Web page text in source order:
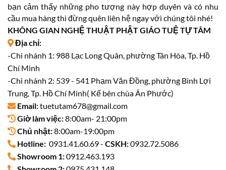
bạn cảm thấy những pho tượng này hợp duyên và có nhu
cầu mua hàng thì đừng quên liên hệ ngay với chúng tôi nhé!
KHÔNG GIAN NGHỆ THUẬT PHẬT GIÁO TUỆ TỰ TÂM
Địa chỉ:
-Chi nhánh 1: 988 Lạc Long Quân, phường Tân Hòa, Tp. Hồ
Chí Minh
-Chi nhánh 2: 539 - 541 Phạm Văn Đồng, phường Bình Lợi
Trung, Tp. Hồ Chí Minh( Kế bên chùa Ân Phước)
Email:tuetutam678@gmail.com
Giờ làm việc:8:00am- 21:00pm
Chủ nhật:8:00am-19:00pm
Hotline: 0931.41.60.69 - CSKH:0932.72.5086
Showroom 1:0912.463.193